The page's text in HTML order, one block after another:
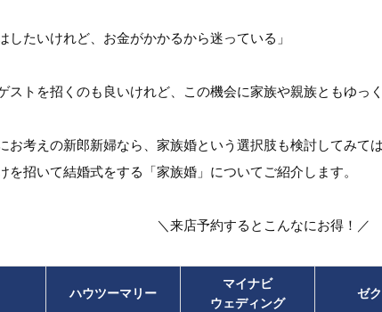
したいけれど、お金がかかるから迷っている」
ストを招くのも良いけれど、この機会に家族や親族ともゆっ
お考えの新郎新婦なら、家族婚という選択肢も検討してみて
を招いて結婚式をする「家族婚」についてご紹介します。
＼来店予約するとこんなにお得！／
ハウツーマリー
マイナビ
ウェディング
ゼ